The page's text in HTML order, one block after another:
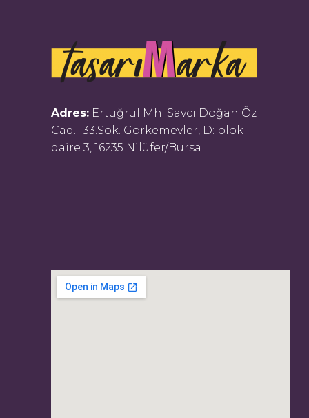
Adres: Ertuğrul Mh. Savcı Doğan Öz
Cad. 133.Sok. Görkemevler, D: blok
daire 3, 16235 Nilüfer/Bursa